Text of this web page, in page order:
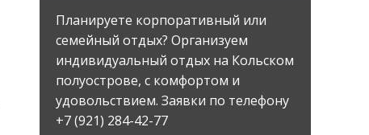
Планируете корпоративный или
семейный отдых? Организуем
индивидуальный отдых на Кольском
полуострове, с комфортом и
удовольствием. Заявки по телефону
+7 (921) 284-42-77